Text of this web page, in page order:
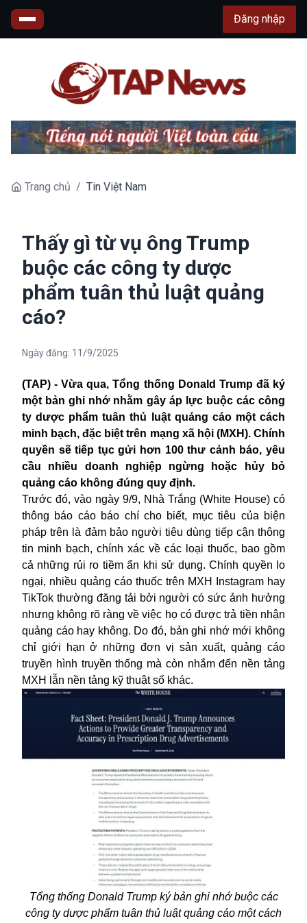
Đăng nhập
Trang chủ / Tin Việt Nam
Thấy gì từ vụ ông Trump
buộc các công ty dược
phẩm tuân thủ luật quảng
cáo?
Ngày đăng: 11/9/2025
(TAP) - Vừa qua, Tổng thống Donald Trump đã ký
một bản ghi nhớ nhằm gây áp lực buộc các công
ty dược phẩm tuân thủ luật quảng cáo một cách
minh bạch, đặc biệt trên mạng xã hội (MXH). Chính
quyền sẽ tiếp tục gửi hơn 100 thư cảnh báo, yêu
cầu nhiều doanh nghiệp ngừng hoặc hủy bỏ
quảng cáo không đúng quy định.
Trước đó, vào ngày 9/9, Nhà Trắng (White House) có
thông báo cáo báo chí cho biết, mục tiêu của biện
pháp trên là đảm bảo người tiêu dùng tiếp cận thông
tin minh bạch, chính xác về các loại thuốc, bao gồm
cả những rủi ro tiềm ẩn khi sử dụng. Chính quyền lo
ngại, nhiều quảng cáo thuốc trên MXH Instagram hay
TikTok thường đăng tải bởi người có sức ảnh hưởng
nhưng không rõ ràng về việc họ có được trả tiền nhận
quảng cáo hay không. Do đó, bản ghi nhớ mới không
chỉ giới hạn ở những đơn vị sản xuất, quảng cáo
truyền hình truyền thống mà còn nhắm đến nền tảng
MXH lẫn nền tảng kỹ thuật số khác.
Tổng thống Donald Trump ký bản ghi nhớ buộc các
công ty dược phẩm tuân thủ luật quảng cáo một cách